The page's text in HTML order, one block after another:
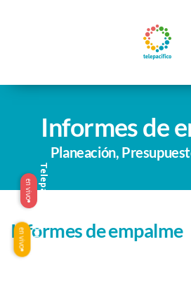
Informes de
Planeación,
Informes de empalme
Telepacífico
en vivo
Origen
en vivo